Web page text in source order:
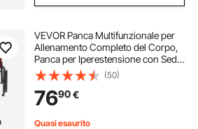
VEVOR Panca Multifunzionale per
Allenamento Completo del Corpo,
Panca per Iperestensione con Sedia
Romana, 150 kg per Allenamento di
Addominali e Core di Schiena e
Braccia, per Palestra Domestica
(50)
7690€
Quasi esaurito